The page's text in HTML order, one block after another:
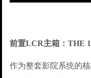
前置LCR主箱：THE
作为整套影院系统的